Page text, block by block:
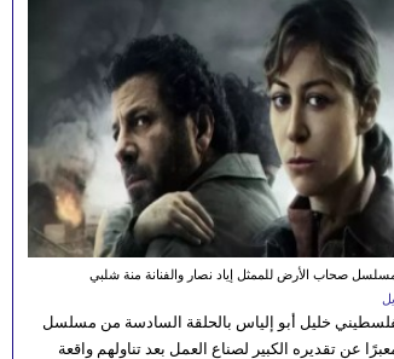
صحاب الأرض للممثل إياد نصار والفنانة منة شلبي
خليل أبو إلياس بالحلقة السادسة من مسلسل
عن تقديره الكبير لصناع العمل بعد تناولهم واقعة